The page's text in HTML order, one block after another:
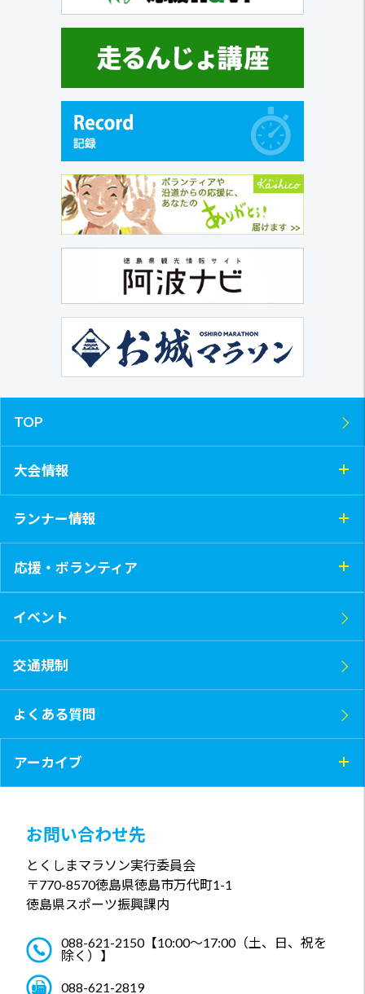
TOP
大会情報
ランナー情報
応援・ボランティア
イベント
交通規制
よくある質問
アーカイブ
お問い合わせ先
とくしまマラソン実行委員会
〒770-8570徳島県徳島市万代町1-1
徳島県スポーツ振興課内
088-621-2150【10:00～17:00（土、日、祝を
除く）】
088-621-2819